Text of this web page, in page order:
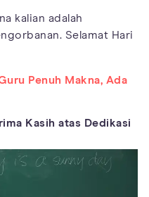
kalian adalah
Selamat Hari
Penuh Makna, Ada
Kasih atas Dedikasi